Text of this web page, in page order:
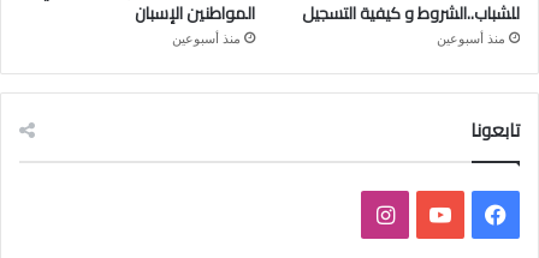
للشباب..الشروط و كيفية التسجيل
منذ أسبوعين
المواطنين الإسبان
منذ أسبوعين
تابعونا